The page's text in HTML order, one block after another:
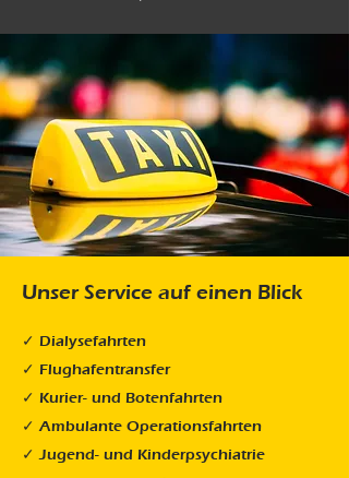
Unser Service auf einen Blick
✓ Dialysefahrten
✓ Flughafentransfer
✓ Kurier- und Botenfahrten
✓ Ambulante Operationsfahrten
✓ Jugend- und Kinderpsychiatrie